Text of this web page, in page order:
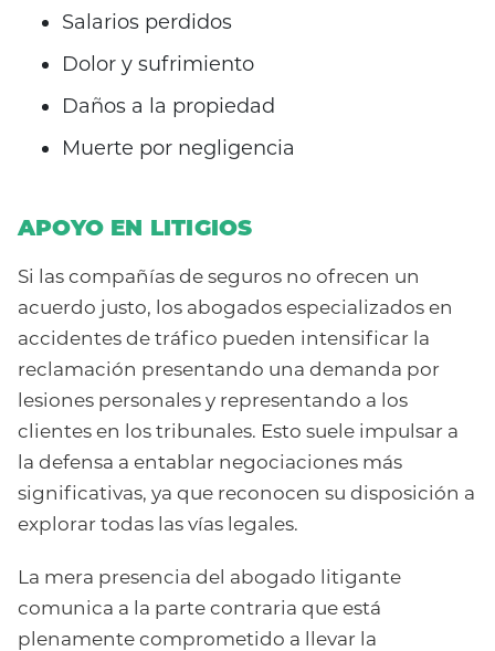
Salarios perdidos
Dolor y sufrimiento
Daños a la propiedad
Muerte por negligencia
APOYO EN LITIGIOS
Si las compañías de seguros no ofrecen un
acuerdo justo, los abogados especializados en
accidentes de tráfico pueden intensificar la
reclamación presentando una demanda por
lesiones personales y representando a los
clientes en los tribunales. Esto suele impulsar a
la defensa a entablar negociaciones más
significativas, ya que reconocen su disposición a
explorar todas las vías legales.
La mera presencia del abogado litigante
comunica a la parte contraria que está
plenamente comprometido a llevar la